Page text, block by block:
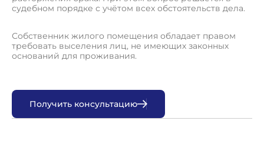
судебном порядке с учётом всех обстоятельств дела.
Собственник жилого помещения обладает правом
требовать выселения лиц, не имеющих законных
оснований для проживания.
Получить консультацию